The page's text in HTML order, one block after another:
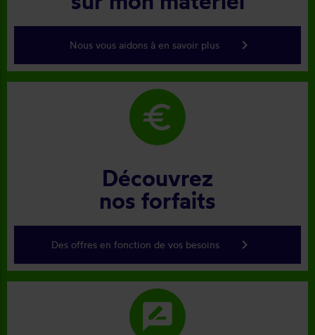
Nous vous aidons à en savoir plus keyboard_arrow_right
euro
Découvrez
nos forfaits
Des offres en fonction de vos besoins keyboard_arrow_right
rate_review